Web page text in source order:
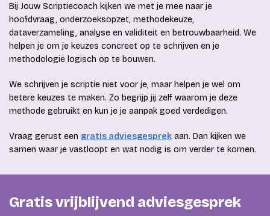
Bij Jouw Scriptiecoach kijken we met je mee naar je
hoofdvraag, onderzoeksopzet, methodekeuze,
dataverzameling, analyse en validiteit en betrouwbaarheid. We
helpen je om je keuzes concreet op te schrijven en je
methodologie logisch op te bouwen.
We schrijven je scriptie niet voor je, maar helpen je wel om
betere keuzes te maken. Zo begrijp jij zelf waarom je deze
methode gebruikt en kun je je aanpak goed verdedigen.
Vraag gerust een gratis adviesgesprek aan. Dan kijken we
samen waar je vastloopt en wat nodig is om verder te komen.
Gratis vrijblijvend adviesgesprek